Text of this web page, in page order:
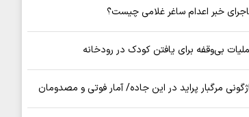
خبر اعدام ساغر غلامی چیست؟
بی‌وقفه برای یافتن کودک در رودخانه
مرگبار پراید در این جاده/ آمار فوتی و مصدومان